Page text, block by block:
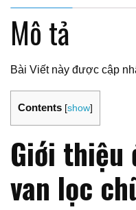
Mô tả
Bài Viết này được cập
Contents [show]
Giới thiệu
van lọc